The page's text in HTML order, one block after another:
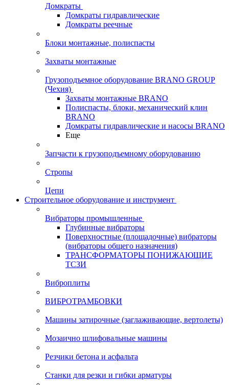
Домкраты
Домкраты гидравлические
Домкраты реечные
Блоки монтажные, полиспасты
Захваты монтажные
Грузоподъемное оборудование BRANO GROUP
(Чехия)
Захваты монтажные BRANO
Полиспасты, блоки, механический клин
BRANO
Домкраты гидравлические и насосы BRANO
Еще
Запчасти к грузоподъемному оборудованию
Стропы
Цепи
Строительное оборудование и инструмент
Вибраторы промышленные
Глубинные вибраторы
Поверхностные (площадочные) вибраторы
(вибраторы общего назначения)
ТРАНСФОРМАТОРЫ ПОНИЖАЮЩИЕ
ТСЗИ
Виброплиты
ВИБРОТРАМБОВКИ
Машины затирочные (заглаживающие, вертолеты)
Мозаично шлифовальные машины
Резчики бетона и асфальта
Станки для резки и гибки арматуры